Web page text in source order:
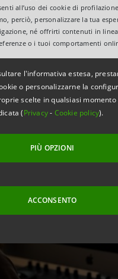
all’uso dei cookie di
perciò, personalizzare la tua
né offrirti contenuti in
o i tuoi comportamenti
l'informativa estesa,
o personalizzarne la
scelte in qualsiasi momento
(Privacy- Cookie policy).
PIÙ OPZIONI
ACCONSENTO